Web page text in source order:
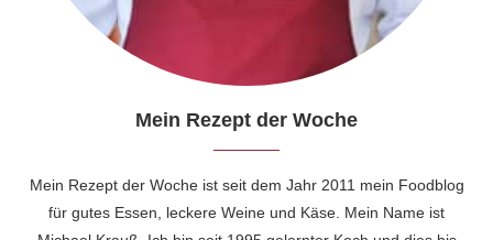
Mein Rezept der Woche
Mein Rezept der Woche ist seit dem Jahr 2011 mein Foodblog
für gutes Essen, leckere Weine und Käse. Mein Name ist